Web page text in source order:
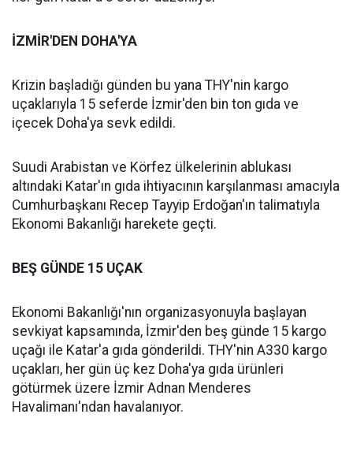
İZMİR'DEN DOHA'YA
Krizin başladığı günden bu yana THY'nin kargo
uçaklarıyla 15 seferde İzmir'den bin ton gıda ve
içecek Doha'ya sevk edildi.
Suudi Arabistan ve Körfez ülkelerinin ablukası
altındaki Katar'ın gıda ihtiyacının karşılanması amacıyla
Cumhurbaşkanı Recep Tayyip Erdoğan'ın talimatıyla
Ekonomi Bakanlığı harekete geçti.
BEŞ GÜNDE 15 UÇAK
Ekonomi Bakanlığı'nın organizasyonuyla başlayan
sevkiyat kapsamında, İzmir'den beş günde 15 kargo
uçağı ile Katar'a gıda gönderildi. THY'nin A330 kargo
uçakları, her gün üç kez Doha'ya gıda ürünleri
götürmek üzere İzmir Adnan Menderes
Havalimanı'ndan havalanıyor.